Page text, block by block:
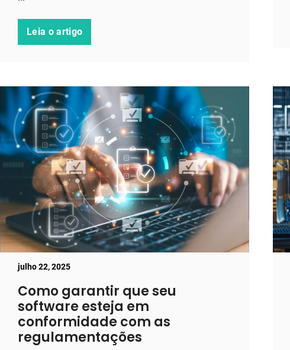
Leia o artigo
julho 22, 2025
Como garantir que seu
software esteja em
conformidade com as
regulamentações